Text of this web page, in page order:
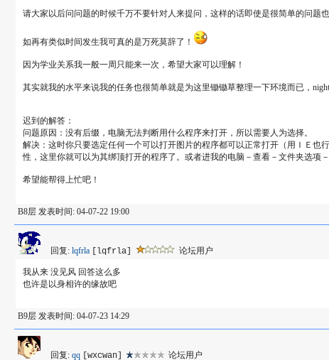
请大家以后问问题的时候千万不要针对人来提问，这样的话即使是很简单的问题
如再有类似时间发生我可真的是万死莫辞了！
因为学业关系我一般一周只能来一次，希望大家可以理解！
其实就我的水平来说我的任务也很简单就是为这里锄锄草整理一下环境而已，
迟到的解答：
问题原因：没有后缀，电脑无法判断用什么程序来打开，所以需要人为选择。
解决：这时你只要选定任何一个可以打开图片的程序都可以正常打开（用ＩＥ也
性，这里你就可以为其绑顶打开的程序了。或者进我的电脑－查看－文件夹选项
希望能帮得上忙吧！
B8层 发表时间: 04-07-22 19:00
回复: lqfrla [lqfrla] 论坛用户
我从来 没见风 回答这么多
也许是以身相许的缘故吧
B9层 发表时间: 04-07-23 14:29
回复: qq [wxcwan] 论坛用户